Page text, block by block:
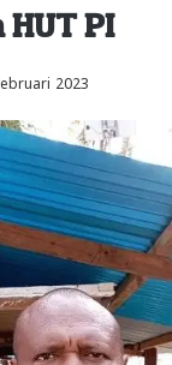
PI
2023